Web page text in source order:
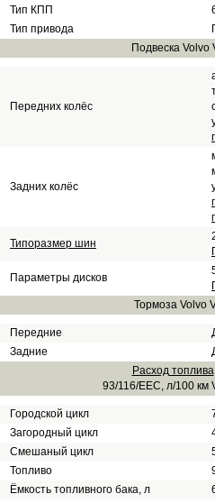
Тип КПП
Тип привода
Подвеска Volvo
Передних колёс
Задних колёс
Типоразмер шин
Параметры дисков
Тормоза Volvo
Передние
Задние
Расход топлива
93/116/EEC, л/100 км
Городской цикл
Загородный цикл
Смешаный цикл
Топливо
Ёмкость топливного бака, л